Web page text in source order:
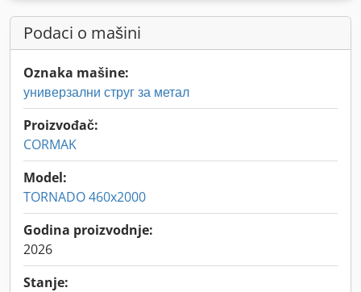
Podaci o mašini
Oznaka mašine:
универзални струг за метал
Proizvođač:
CORMAK
Model:
TORNADO 460x2000
Godina proizvodnje:
2026
Stanje: